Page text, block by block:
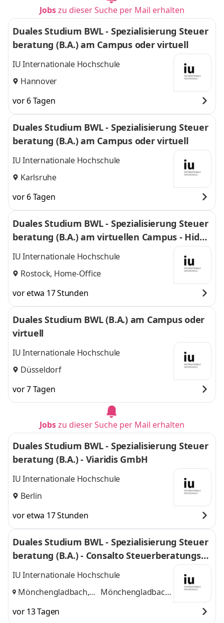
Jobszu dieser Suche per Mail erhalten
Duales Studium BWL - Spezialisierung Steuer
beratung (B.A.) am Campus oder virtuell
IU Internationale Hochschule
Hannover
vor 6 Tagen
Duales Studium BWL - Spezialisierung Steuer
beratung (B.A.) am Campus oder virtuell
IU Internationale Hochschule
Karlsruhe
vor 6 Tagen
Duales Studium BWL - Spezialisierung Steuer
beratung (B.A.) am virtuellen Campus - Hidde
Dotzlaff Steuerberatungsgesellschaft mbH
IU Internationale Hochschule
Rostock, Home-Office
vor etwa 17 Stunden
Duales Studium BWL (B.A.) am Campus oder
virtuell
IU Internationale Hochschule
Düsseldorf
vor 7 Tagen
Jobszu dieser Suche per Mail erhalten
Duales Studium BWL - Spezialisierung Steuer
beratung (B.A.) - Viaridis GmbH
IU Internationale Hochschule
Berlin
vor etwa 17 Stunden
Duales Studium BWL - Spezialisierung Steuer
beratung (B.A.) - Consalto Steuerberatungsge
sellschaft mbH
IU Internationale Hochschule
Mönchengladbach,
Mönchengladbach,
vor 13 Tagen